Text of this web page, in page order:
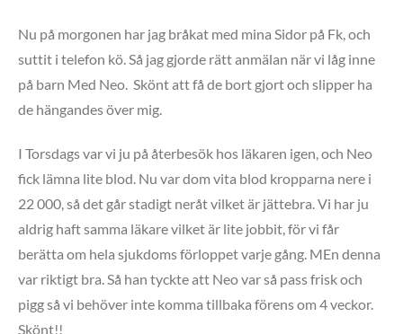
Nu på morgonen har jag bråkat med mina Sidor på Fk, och
suttit i telefon kö. Så jag gjorde rätt anmälan när vi låg inne
på barn Med Neo. Skönt att få de bort gjort och slipper ha
de hängandes över mig.
I Torsdags var vi ju på återbesök hos läkaren igen, och Neo
fick lämna lite blod. Nu var dom vita blod kropparna nere i
22 000, så det går stadigt neråt vilket är jättebra. Vi har ju
aldrig haft samma läkare vilket är lite jobbit, för vi får
berätta om hela sjukdoms förloppet varje gång. MEn denna
var riktigt bra. Så han tyckte att Neo var så pass frisk och
pigg så vi behöver inte komma tillbaka förens om 4 veckor.
Skönt!!